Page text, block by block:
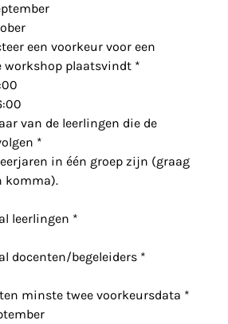
een voorkeur voor een
plaatsvindt *
van de leerlingen die de
*
in één groep zijn (graag
komma).
leerlingen *
docenten/begeleiders *
minste twee voorkeursdata *